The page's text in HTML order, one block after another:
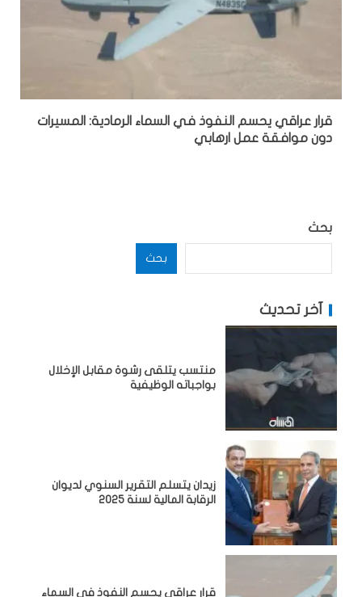
قرار عراقي يحسم النفوذ في السماء الرمادية: المسيرات
دون موافقة عمل ارهابي
بحث
بحث
آخر تحديث
منتسب يتلقى رشوة مقابل الإخلال
بواجباته الوظيفية
زيدان يتسلم التقرير السنوي لديوان
الرقابة المالية لسنة 2025
قرار عراقي يحسم النفوذ في السماء